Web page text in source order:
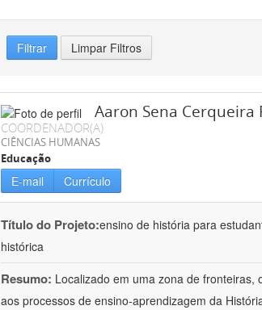
Filtrar Limpar Filtros
Aaron Sena Cerqueira
COORDENADOR(A)
CIÊNCIAS HUMANAS
Educação
E-mail Currículo
Título do Projeto:ensino de história para
histórica
Resumo: Localizado em uma zona de fronteiras,
aos processos de ensino-aprendizagem da